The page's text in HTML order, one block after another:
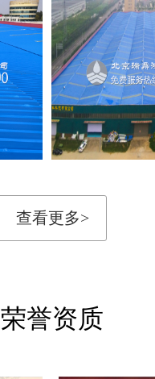
查看更多>
荣誉资质